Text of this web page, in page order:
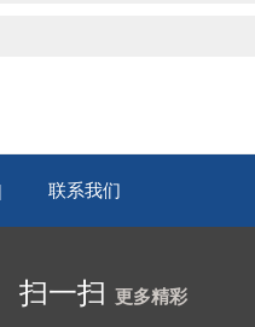
联系我们
扫一扫 更多精彩